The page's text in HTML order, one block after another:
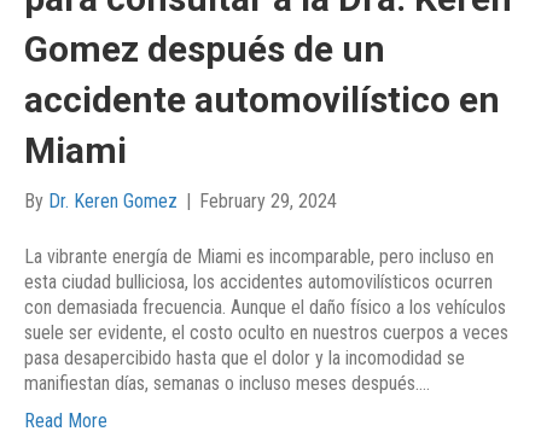
Gomez después de un
accidente automovilístico en
Miami
By Dr. Keren Gomez | February 29, 2024
La vibrante energía de Miami es incomparable, pero incluso en
esta ciudad bulliciosa, los accidentes automovilísticos ocurren
con demasiada frecuencia. Aunque el daño físico a los vehículos
suele ser evidente, el costo oculto en nuestros cuerpos a veces
pasa desapercibido hasta que el dolor y la incomodidad se
manifiestan días, semanas o incluso meses después.…
Read More